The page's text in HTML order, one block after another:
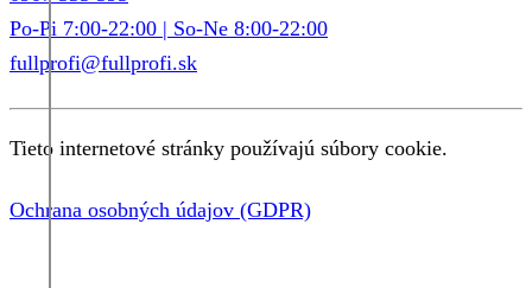
Po-Pi 7:00-22:00 | So-Ne 8:00-22:00
fullprofi@fullprofi.sk
Tieto internetové stránky používajú súbory cookie.
Ochrana osobných údajov (GDPR)